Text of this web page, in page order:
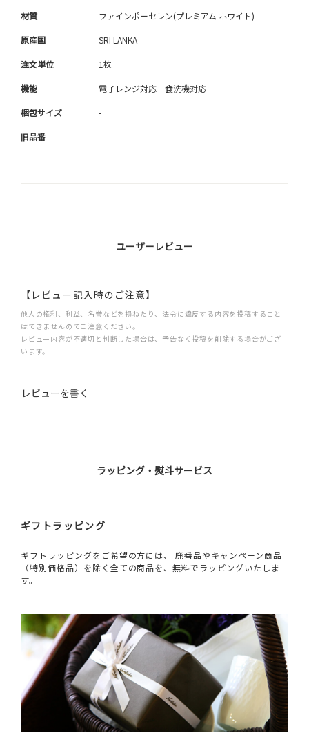
材質 ファインポーセレン(プレミアム ホワイト)
原産国 SRI LANKA
注文単位 1枚
機能 電子レンジ対応 食洗機対応
梱包サイズ -
旧品番 -
ユーザーレビュー
【レビュー記入時のご注意】
他人の権利、利益、名誉などを損ねたり、法令に違反する内容を投稿すること
はできませんのでご注意ください。
レビュー内容が不適切と判断した場合は、予告なく投稿を削除する場合がござ
います。
レビューを書く
ラッピング・熨斗サービス
ギフトラッピング
ギフトラッピングをご希望の方には、 廃番品やキャンペーン商品
（特別価格品）を除く全ての商品を、無料でラッピングいたしま
す。